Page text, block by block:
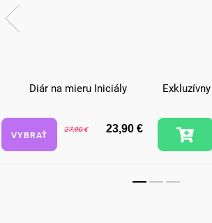
Diár na mieru Iniciály
27,90 € 23,90 €
VYBRAŤ